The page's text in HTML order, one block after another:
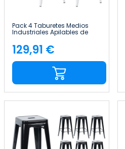
Pack 4 Taburetes Medios
Industriales Apilables de
Acero 43x43x76cm Thinia
Home
Precio
129,91 €